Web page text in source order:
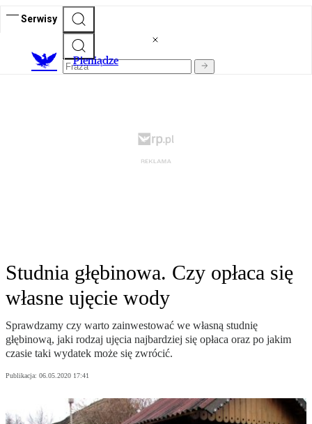
Serwisy
Pieniądze
Studnia głębinowa. Czy opłaca się
własne ujęcie wody
Sprawdzamy czy warto zainwestować we własną studnię
głębinową, jaki rodzaj ujęcia najbardziej się opłaca oraz po jakim
czasie taki wydatek może się zwrócić.
Publikacja: 06.05.2020 17:41